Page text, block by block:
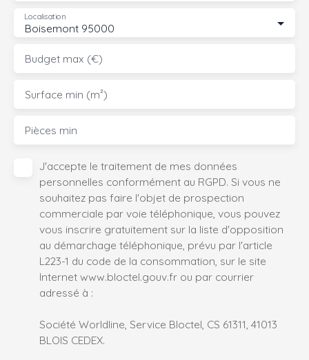
Boisemont 95000
Localisation
Budget max (€)
Surface min (m²)
Pièces min
J'accepte le traitement de mes données
personnelles conformément au RGPD. Si vous ne
souhaitez pas faire l'objet de prospection
commerciale par voie téléphonique, vous pouvez
vous inscrire gratuitement sur la liste d'opposition
au démarchage téléphonique, prévu par l'article
L223-1 du code de la consommation, sur le site
Internet www.bloctel.gouv.fr ou par courrier
adressé à :
Société Worldline, Service Bloctel, CS 61311, 41013
BLOIS CEDEX.